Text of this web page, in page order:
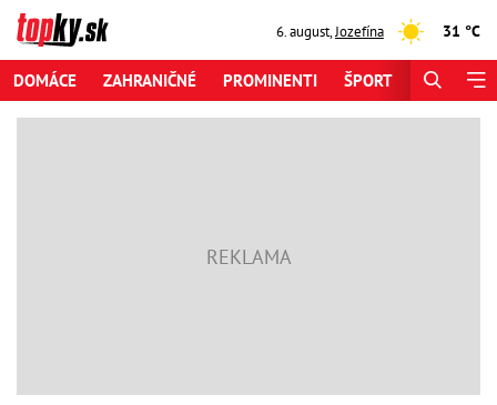
6. august,Jozefína 31 °C
DOMÁCE ZAHRANIČNÉ PROMINENTI ŠPORT